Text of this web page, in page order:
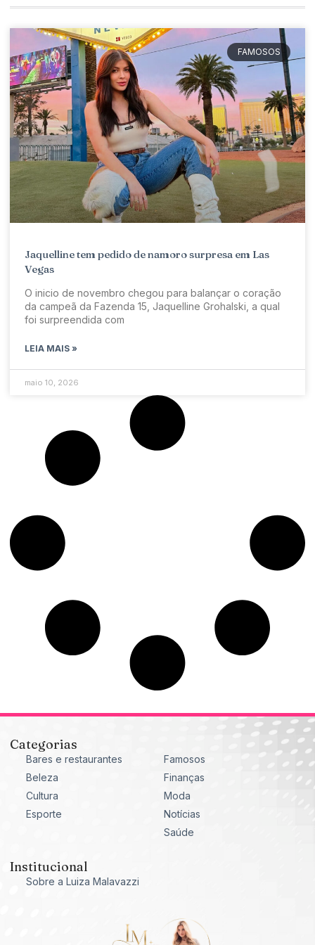
FAMOSOS
Jaquelline tem pedido de namoro surpresa em Las
Vegas
O inicio de novembro chegou para balançar o coração
da campeã da Fazenda 15, Jaquelline Grohalski, a qual
foi surpreendida com
LEIA MAIS »
maio 10, 2026
Categorias
Bares e restaurantes
Beleza
Cultura
Esporte
Famosos
Finanças
Moda
Notícias
Saúde
Institucional
Sobre a Luiza Malavazzi